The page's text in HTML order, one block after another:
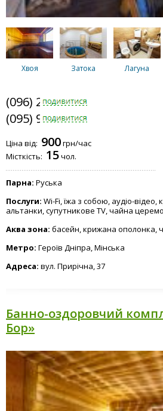
Хвоя Затока Лагуна
(096) 235-0035
(095) 979-2807
Ціна від: 900грн/час
Місткість: 15чол.
Парна: Руська
Послуги: Wi-Fi, їжа з собою, аудіо-
альтанки, супутникове TV, чайна
Аква зона: басейн, крижана ополонка,
Метро: Героїв Дніпра, Мінська
Адреса: вул. Прирічна, 37
Банно-оздоровчий
Бор»